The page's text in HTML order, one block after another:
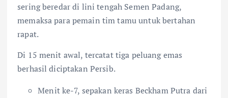
sering beredar di lini tengah Semen Padang,
memaksa para pemain tim tamu untuk bertahan
rapat.
Di 15 menit awal, tercatat tiga peluang emas
berhasil diciptakan Persib.
Menit ke-7, sepakan keras Beckham Putra dari